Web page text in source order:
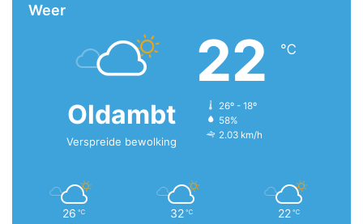
Weer
Oldambt
Verspreide bewolking
22 ℃
26º - 18º
58%
2.03 km/h
26 ℃ 32 ℃ 22 ℃